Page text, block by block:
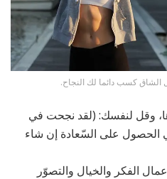
الشاق كسب دائما لك النجاح.
وقل لنفسك: (لقد نجحت في
على السّعادة إن شاء
الفكر والخيال والتصوّر